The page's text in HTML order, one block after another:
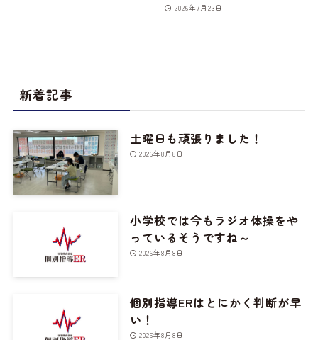
2026年7月23日
新着記事
土曜日も頑張りました！
2026年8月8日
小学校では今もラジオ体操をや
っているそうですね～
2026年8月8日
個別指導ERはとにかく判断が早
い！
2026年8月8日